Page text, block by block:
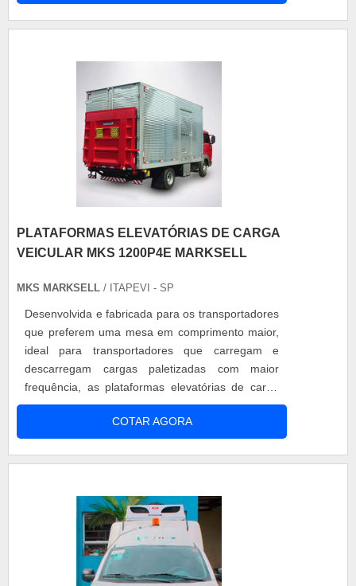
tracionária, etc. O carregador de bateria
PLATAFORMAS ELEVATÓRIAS DE CARGA
VEICULAR MKS 1200P4E MARKSELL
MKS MARKSELL / ITAPEVI - SP
Desenvolvida e fabricada para os transportadores
que preferem uma mesa em comprimento maior,
ideal para transportadores que carregam e
descarregam cargas paletizadas com maior
frequência, as plataformas elevatórias de carga
veicular modelo MKS 1200P4E possuem peso
próprio de aproximadamente 420kg e se trata de
um equipamento de alta durabilidade. Além disso,
COTAR AGORA